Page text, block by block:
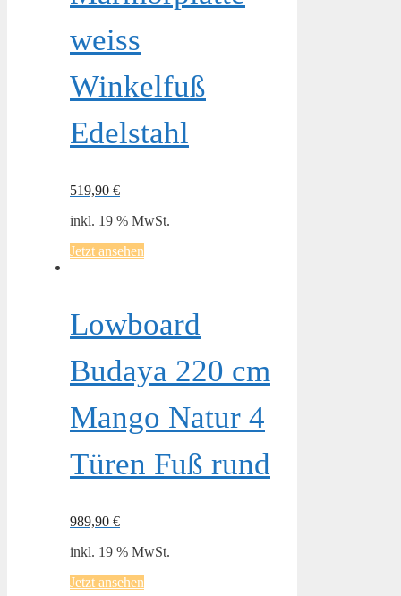
weiss
Winkelfuß
Edelstahl
519,90 €
inkl. 19 % MwSt.
Jetzt ansehen
Lowboard
Budaya 220 cm
Mango Natur 4
Türen Fuß rund
989,90 €
inkl. 19 % MwSt.
Jetzt ansehen